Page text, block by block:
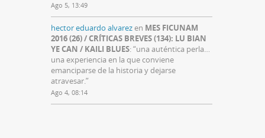
Ago 5, 13:49
hector eduardo alvarezen MES FICUNAM
2016 (26) / CRÍTICAS BREVES (134): LU BIAN
YE CAN / KAILI BLUES: “una auténtica perla…
una experiencia en la que conviene
emanciparse de la historia y dejarse
atravesar.”
Ago 4, 08:14